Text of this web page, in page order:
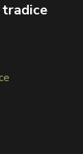
tradice